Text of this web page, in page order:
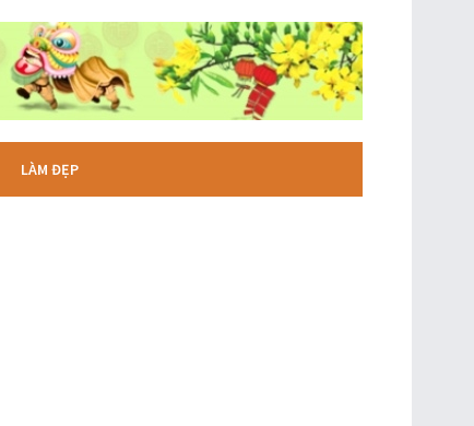
LÀM ĐẸP